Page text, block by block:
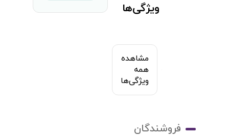
ویژگی‌ها
مشاهده
همه
ویژگی‌ها
فروشندگان